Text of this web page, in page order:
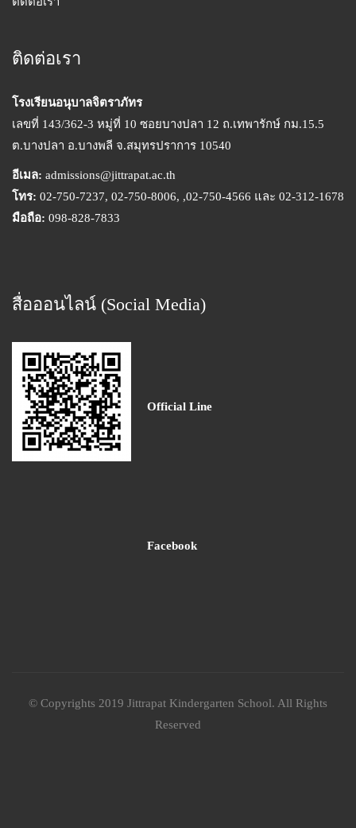
ติดต่อเรา
โรงเรียนอนุบาลจิตราภัทร
เลขที่ 143/362-3 หมู่ที่ 10 ซอยบางปลา 12 ถ.เทพารักษ์ กม.15.5
ต.บางปลา อ.บางพลี จ.สมุทรปราการ 10540
อีเมล: admissions@jittrapat.ac.th
โทร: 02-750-7237, 02-750-8006, ,02-750-4566 และ 02-312-1678
มือถือ: 098-828-7833
สื่อออนไลน์ (Social Media)
Official Line
Facebook
© Copyrights 2019 Jittrapat Kindergarten School. All Rights
Reserved